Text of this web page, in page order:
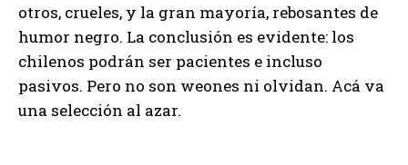
otros, crueles, y la gran mayoría, rebosantes de
humor negro. La conclusión es evidente: los
chilenos podrán ser pacientes e incluso
pasivos. Pero no son weones ni olvidan. Acá va
una selección al azar.